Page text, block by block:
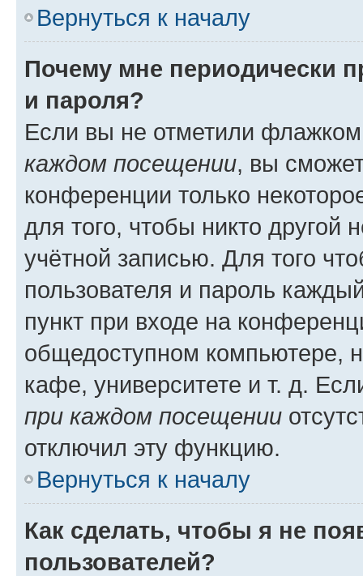
Вернуться к началу
Почему мне периодически
и пароля?
Если вы не отметили
каждом посещении, вы
конференции только
для того, чтобы никто другой
учётной записью. Для того
пользователя и пароль
пункт при входе на
общедоступном компьютере,
кафе, университете и т. д.
при каждом посещении
отключил эту функцию.
Вернуться к началу
Как сделать, чтобы я не
пользователей?